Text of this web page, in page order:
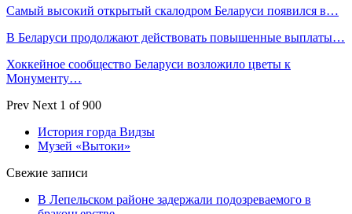
Самый высокий открытый скалодром Беларуси появился в…
В Беларуси продолжают действовать повышенные выплаты…
Хоккейное сообщество Беларуси возложило цветы к
Монументу…
Prev Next 1 of 900
История горда Видзы
Музей «Вытоки»
Свежие записи
В Лепельском районе задержали подозреваемого в